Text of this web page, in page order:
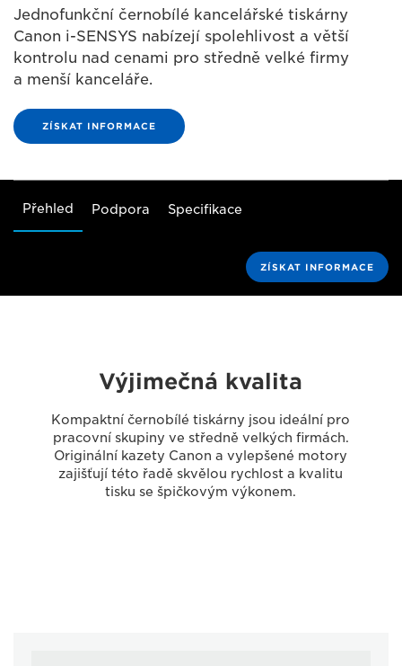
Jednofunkční černobílé kancelářské tiskárny
Canon i-SENSYS nabízejí spolehlivost a větší
kontrolu nad cenami pro středně velké firmy
a menší kanceláře.
ZÍSKAT INFORMACE
Přehled Podpora Specifikace
ZÍSKAT INFORMACE
Výjimečná kvalita
Kompaktní černobílé tiskárny jsou ideální pro
pracovní skupiny ve středně velkých firmách.
Originální kazety Canon a vylepšené motory
zajišťují této řadě skvělou rychlost a kvalitu
tisku se špičkovým výkonem.